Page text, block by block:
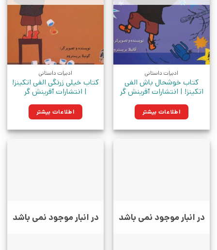
ادبیات داستانی
کتاب خوشحال باش الفی
اتکینز! | انتشارات آفرینش گر
اطلاعات بیشتر
ادبیات داستانی
کتاب خیلی زرنگی الفی اتکینز!
| انتشارات آفرینش گر
اطلاعات بیشتر
در انبار موجود نمی باشد در انبار موجود نمی باشد